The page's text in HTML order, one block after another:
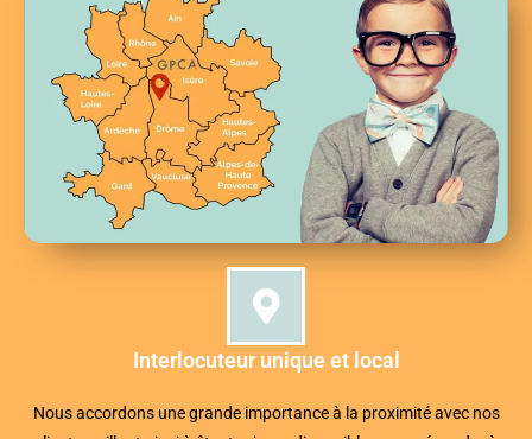
Interlocuteur unique et local
Nous accordons une grande importance à la proximité avec nos